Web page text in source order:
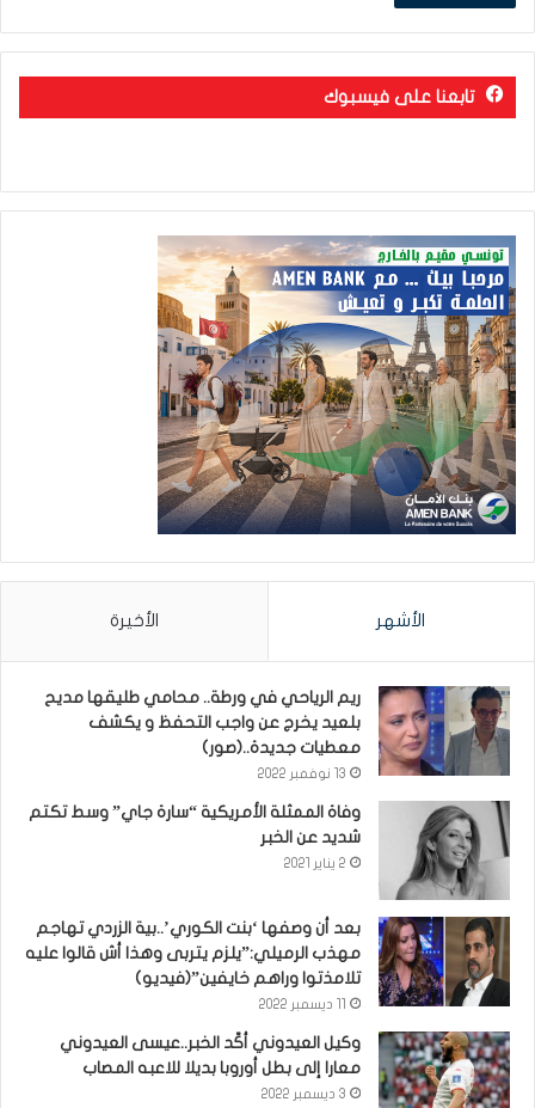
تابعنا على فيسبوك
الأشهر الأخيرة
ريم الرياحي في ورطة.. محامي طليقها مديح
بلعيد يخرج عن واجب التحفظ و يكشف
معطيات جديدة..(صور)
13 نوفمبر 2022
وفاة الممثلة الأمريكية “سارة جاي” وسط تكتم
شديد عن الخبر
2 يناير 2021
بعد أن وصفها ‘بنت الكوري’..بية الزردي تهاجم
مهذب الرميلي:”يلزم يتربى وهذا أش قالوا عليه
تلامذتوا وراهم خايفين”(فيديو)
وكيل العيدوني أكّد الخبر..عيسى العيدوني
معارا إلى بطل أوروبا بديلا للاعبه المصاب
3 ديسمبر 2022